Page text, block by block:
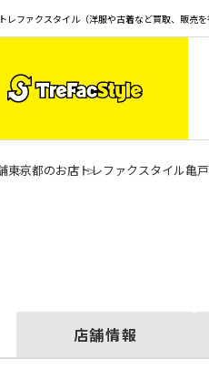
レファクスタイル（洋服や古着など買取、販売を
東京都のお店 トレファクスタイル亀
店舗情報